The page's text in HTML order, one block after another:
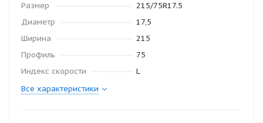
Размер
215/75R17.5
Диаметр
17,5
Ширина
215
Профиль
75
Индекс скорости
L
Все характеристики